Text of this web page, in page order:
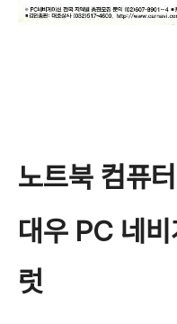
노트북 컴퓨
대우 PC 네
럿